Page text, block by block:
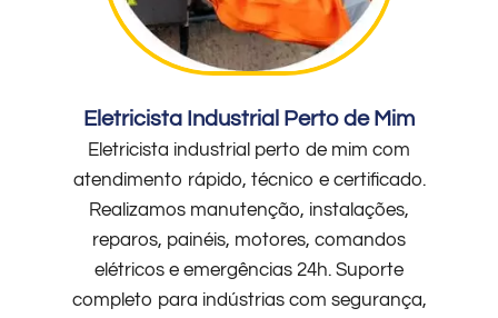
Eletricista Industrial Perto de Mim
Eletricista industrial perto de mim com
atendimento rápido, técnico e certificado.
Realizamos manutenção, instalações,
reparos, painéis, motores, comandos
elétricos e emergências 24h. Suporte
completo para indústrias com segurança,